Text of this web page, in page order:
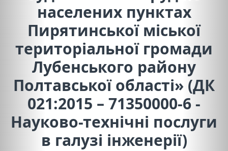
населених пунктах
Пирятинської міської
територіальної громади
Лубенського району
Полтавської області» (ДК
021:2015 – 71350000-6 -
Науково-технічні послуги
в галузі інженерії)